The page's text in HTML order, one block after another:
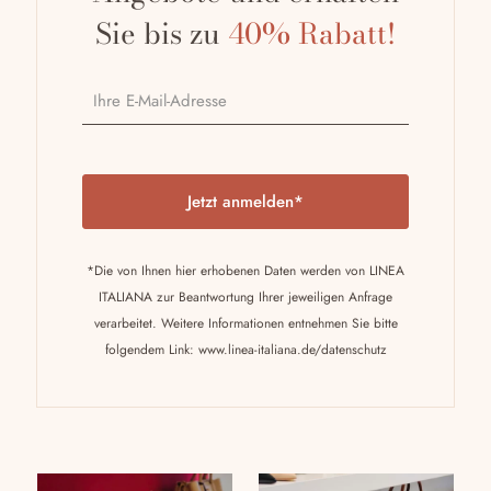
Sie bis zu 40% Rabatt!
v
*Die von Ihnen hier erhobenen Daten werden von LINEA
ITALIANA zur Beantwortung Ihrer jeweiligen Anfrage
verarbeitet. Weitere Informationen entnehmen Sie bitte
folgendem Link: www.linea-italiana.de/datenschutz